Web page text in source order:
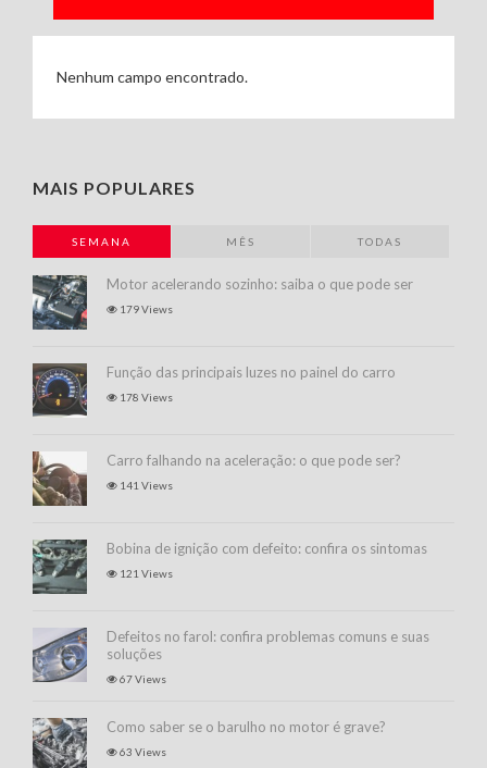
Nenhum campo encontrado.
MAIS POPULARES
SEMANA MÊS TODAS
Motor acelerando sozinho: saiba o que pode ser
179 Views
Função das principais luzes no painel do carro
178 Views
Carro falhando na aceleração: o que pode ser?
141 Views
Bobina de ignição com defeito: confira os sintomas
121 Views
Defeitos no farol: confira problemas comuns e suas
soluções
67 Views
Como saber se o barulho no motor é grave?
63 Views